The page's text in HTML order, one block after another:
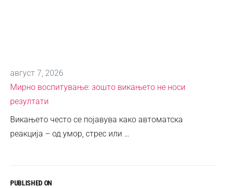
PUBLISHED ON
август 7, 2026
Мирно воспитување: зошто викањето не носи
резултати
Викањето често се појавува како автоматска
реакција – од умор, стрес или …